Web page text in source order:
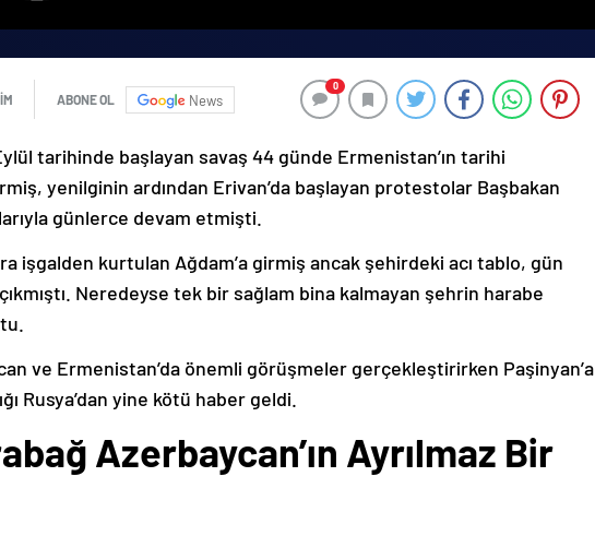
ABONE OL News
0
tarihinde başlayan savaş 44 günde Ermenistan’ın tarihi
yenilginin ardından Erivan’da başlayan protestolar Başbakan
günlerce devam etmişti.
işgalden kurtulan Ağdam’a girmiş ancak şehirdeki acı tablo, gün
Neredeyse tek bir sağlam bina kalmayan şehrin harabe
ve Ermenistan’da önemli görüşmeler gerçekleştirirken Paşinyan’a
Rusya’dan yine kötü haber geldi.
Azerbaycan’ın Ayrılmaz Bir